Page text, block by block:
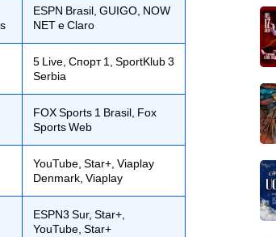
ESPN Brasil, GUIGO, NOW
NET e Claro
5 Live, Cпорт 1, SportKlub 3
Serbia
FOX Sports 1 Brasil, Fox
Sports Web
YouTube, Star+, Viaplay
Denmark, Viaplay
ESPN3 Sur, Star+,
YouTube, Star+